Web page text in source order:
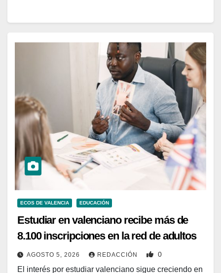
ECOS DE VALENCIA EDUCACIÓN
Estudiar en valenciano recibe más de
8.100 inscripciones en la red de adultos
AGOSTO 5, 2026 REDACCIÓN 0
El interés por estudiar valenciano sigue creciendo en